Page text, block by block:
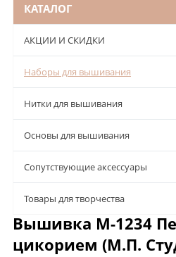
КАТАЛОГ
АКЦИИ И СКИДКИ
Наборы для вышивания
Нитки для вышивания
Основы для вышивания
Сопутствующие аксессуары
Товары для творчества
Вышивка М-1234
цикорием (М.П.